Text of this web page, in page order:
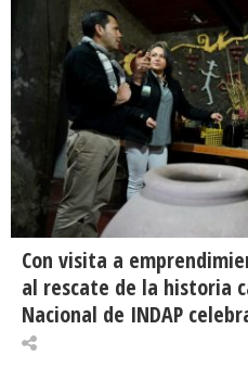
Con visita a
al rescate de la historia
Nacional de INDAP